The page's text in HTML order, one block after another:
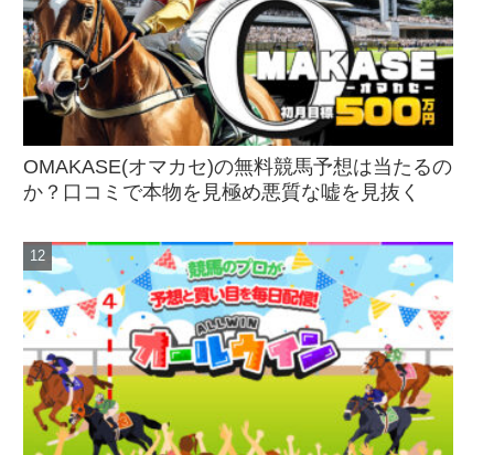
OMAKASE(オマカセ)の無料競馬予想は当たるの
か？口コミで本物を見極め悪質な嘘を見抜く